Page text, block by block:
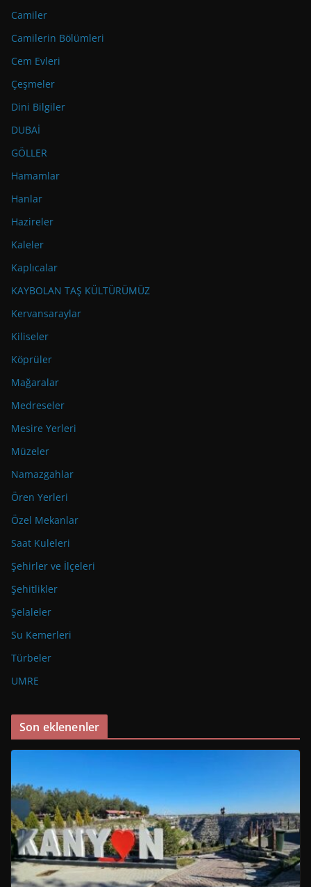
Camiler
Camilerin Bölümleri
Cem Evleri
Çeşmeler
Dini Bilgiler
DUBAİ
GÖLLER
Hamamlar
Hanlar
Hazireler
Kaleler
Kaplıcalar
KAYBOLAN TAŞ KÜLTÜRÜMÜZ
Kervansaraylar
Kiliseler
Köprüler
Mağaralar
Medreseler
Mesire Yerleri
Müzeler
Namazgahlar
Ören Yerleri
Özel Mekanlar
Saat Kuleleri
Şehirler ve İlçeleri
Şehitlikler
Şelaleler
Su Kemerleri
Türbeler
UMRE
Son eklenenler